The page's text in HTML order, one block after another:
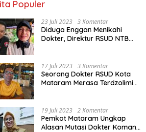
Populer
23 Juli 2023 3 Komentar
Diduga Enggan Menikahi
Dokter, Direktur RSUD NTB
17 Juli 2023 3 Komentar
Seorang Dokter RSUD Kota
Mataram Merasa Terdzolimi
19 Juli 2023 2 Komentar
Pemkot Mataram Ungkap
Alasan Mutasi Dokter Komang